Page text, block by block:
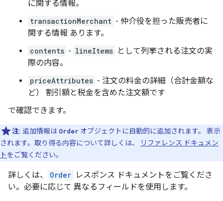
に関する情報。
transactionMerchant - 仲介役を担った販売者に
関する情報 あります。
contents - lineItems として列挙される注文の実
際の内容。
priceAttributes - 注文の料金の詳細（合計金額な
ど） 割引額と税金を含めた注文額です
で確認できます。
注: 追加情報は Order オブジェクトに自動的に追加されます。 表示
されます。取り得る内容について詳しくは、
リファレンス ドキュメン
トをご覧ください。
詳しくは、 Order レスポンス ドキュメントをご覧くださ
い。必要に応じて 異なるフィールドを使用します。